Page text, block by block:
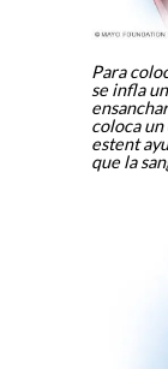
Para
se infla
coloca un
estent
que la